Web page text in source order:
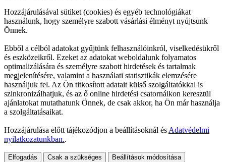
Hozzájárulásával sütiket (cookies) és egyéb technológiákat
használunk, hogy személyre szabott vásárlási élményt nyújtsunk
Önnek.
Ebből a célból adatokat gyűjtünk felhasználóinkról, viselkedésükről
és eszközeikről. Ezeket az adatokat weboldalunk folyamatos
optimalizálására és személyre szabott hirdetések és tartalmak
megjelenítésére, valamint a használati statisztikák elemzésére
használjuk fel. Az Ön titkosított adatait külső szolgáltatókkal is
szinkronizálhatjuk, és az ő online hirdetési csatornáikon keresztül
ajánlatokat mutathatunk Önnek, de csak akkor, ha Ön már használja
a szolgáltatásaikat.
Hozzájárulása előtt tájékozódjon a beállításoknál és Adatvédelmi
nyilatkozatunkban..
Elfogadás Csak a szükséges Beállítások módosítása